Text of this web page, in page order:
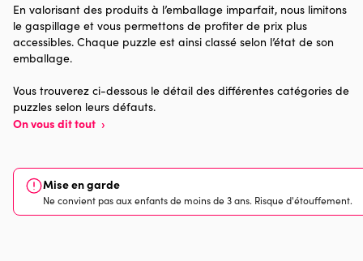
Provenance Made in France
Dimensions
En valorisant des produits à l’emballage imparfait, nous limitons
le gaspillage et vous permettons de profiter de prix plus
accessibles. Chaque puzzle est ainsi classé selon l’état de son
emballage.
Vous trouverez ci-dessous le détail des différentes catégories de
puzzles selon leurs défauts.
On vous dit tout ›
Mise en garde
Ne convient pas aux enfants de moins de 3 ans. Risque d'étouffement.